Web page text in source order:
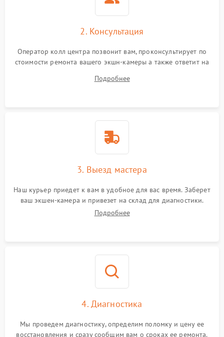
2. Консультация
Оператор колл центра позвонит вам, проконсультирует по
стоимости ремонта вашего экшн-камеры а также ответит на
Подробнее
3. Выезд мастера
Наш курьер приедет к вам в удобное для вас время. Заберет
ваш экшен-камера и привезет на склад для диагностики.
Подробнее
4. Диагностика
Мы проведем диагностику, определим поломку и цену ее
восстановления и сразу сообщим вам о сроках ее ремонта.